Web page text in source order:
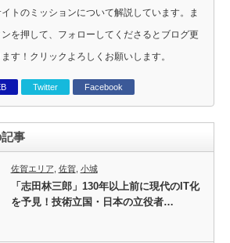
トのミッションについて解説しています。ま
を押して、フォローしてくださるとブログ更
す！クリックよろしくお願いします。
Twitter Facebook
事
佐賀エリア 佐賀, 小城
「志田林三郎」130年以上前に現代のIT化
を予見！技術立国・日本の立役者…